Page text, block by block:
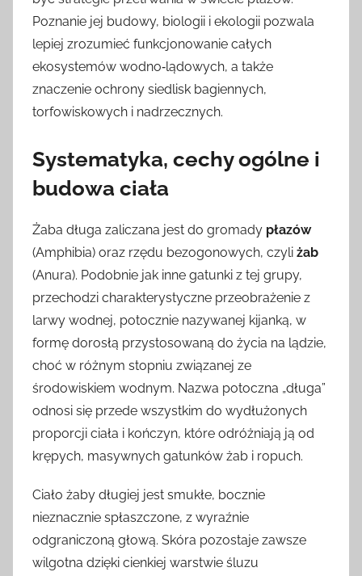
Poznanie jej budowy, biologii i ekologii pozwala
lepiej zrozumieć funkcjonowanie całych
ekosystemów wodno‑lądowych, a także
znaczenie ochrony siedlisk bagiennych,
torfowiskowych i nadrzecznych.
Systematyka, cechy ogólne i
budowa ciała
Żaba długa zaliczana jest do gromady płazów
(Amphibia) oraz rzędu bezogonowych, czyli żab
(Anura). Podobnie jak inne gatunki z tej grupy,
przechodzi charakterystyczne przeobrażenie z
larwy wodnej, potocznie nazywanej kijanką, w
formę dorosłą przystosowaną do życia na lądzie,
choć w różnym stopniu związanej ze
środowiskiem wodnym. Nazwa potoczna „długa”
odnosi się przede wszystkim do wydłużonych
proporcji ciała i kończyn, które odróżniają ją od
krępych, masywnych gatunków żab i ropuch.
Ciało żaby długiej jest smukłe, bocznie
nieznacznie spłaszczone, z wyraźnie
odgraniczoną głową. Skóra pozostaje zawsze
wilgotna dzięki cienkiej warstwie śluzu